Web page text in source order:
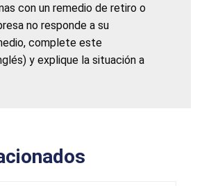
con un remedio de retiro o
no responde a su
complete este
y explique la situación a